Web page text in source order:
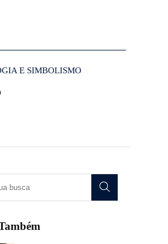
E SIMBOLISMO